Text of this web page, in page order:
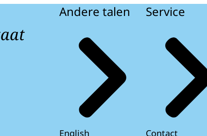
Andere talen
English
Service
Contact